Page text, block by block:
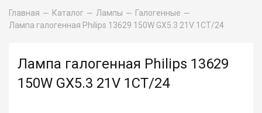
Главная Каталог Лампы
Галогенные
Лампа галогенная Philips 13629 150W GX5.3 21V 1CT/24
Лампа галогенная Philips 13629
150W GX5.3 21V 1CT/24